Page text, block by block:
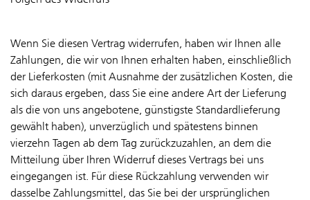
Wenn Sie diesen Vertrag widerrufen, haben wir Ihnen alle
Zahlungen, die wir von Ihnen erhalten haben, einschließlich
der Lieferkosten (mit Ausnahme der zusätzlichen Kosten, die
sich daraus ergeben, dass Sie eine andere Art der Lieferung
als die von uns angebotene, günstigste Standardlieferung
gewählt haben), unverzüglich und spätestens binnen
vierzehn Tagen ab dem Tag zurückzuzahlen, an dem die
Mitteilung über Ihren Widerruf dieses Vertrags bei uns
eingegangen ist. Für diese Rückzahlung verwenden wir
dasselbe Zahlungsmittel, das Sie bei der ursprünglichen